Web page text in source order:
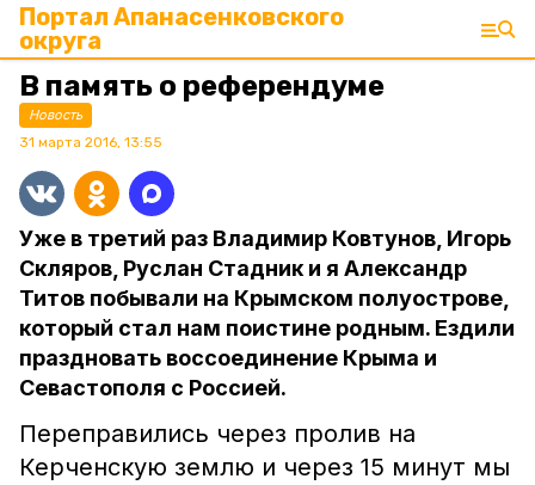
Портал Апанасенковского
округа
В память о референдуме
Новость
31 марта 2016, 13:55
Уже в третий раз Владимир Ковтунов, Игорь
Скляров, Руслан Стадник и я Александр
Титов побывали на Крымском полуострове,
который стал нам поистине родным. Ездили
праздновать воссоединение Крыма и
Севастополя с Россией.
Переправились через пролив на
Керченскую землю и через 15 минут мы